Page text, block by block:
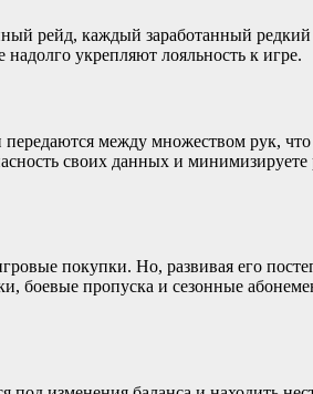
рейд, каждый заработанный
укрепляют лояльность к игре.
между множеством рук,
своих данных и минимизируете
покупки. Но, развивая его
боевые пропуска и сезонные